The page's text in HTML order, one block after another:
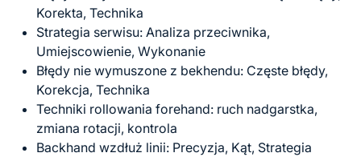
Korekta, Technika
Strategia serwisu: Analiza przeciwnika,
Umiejscowienie, Wykonanie
Błędy nie wymuszone z bekhendu: Częste błędy,
Korekcja, Technika
Techniki rollowania forehand: ruch nadgarstka,
zmiana rotacji, kontrola
Backhand wzdłuż linii: Precyzja, Kąt, Strategia